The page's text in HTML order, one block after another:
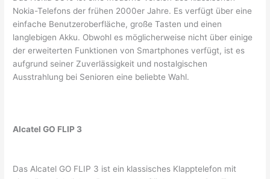
Nokia-Telefons der frühen 2000er Jahre. Es verfügt über eine
einfache Benutzeroberfläche, große Tasten und einen
langlebigen Akku. Obwohl es möglicherweise nicht über einige
der erweiterten Funktionen von Smartphones verfügt, ist es
aufgrund seiner Zuverlässigkeit und nostalgischen
Ausstrahlung bei Senioren eine beliebte Wahl.
Alcatel GO FLIP 3
Das Alcatel GO FLIP 3 ist ein klassisches Klapptelefon mit